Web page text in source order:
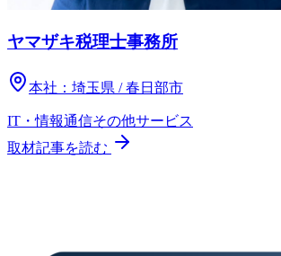
ヤマザキ税理士事務所
本社： 埼玉県 / 春日部市
IT・情報通信その他サービス
取材記事を読む